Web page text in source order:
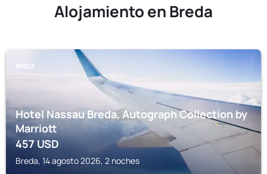
Alojamiento en Breda
BREDA
Hotel Nassau Breda, Autograph Collection by
Marriott
457USD
Breda, 14 agosto 2026, 2 noches